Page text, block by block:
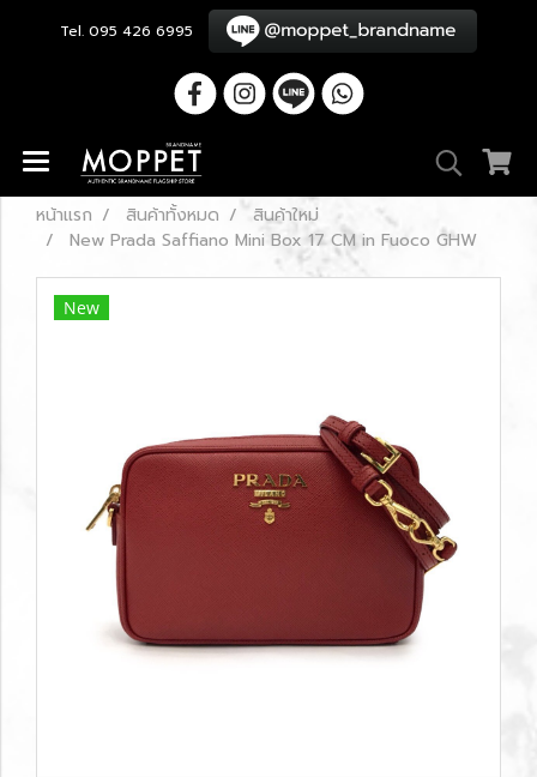
Tel. 095 426 6995
หน้าแรก สินค้าทั้งหมด
สินค้าใหม่
New Prada Saffiano Mini Box 17 CM in Fuoco GHW
New